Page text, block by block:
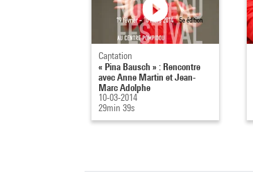
Captation
« Pina Bausch » : Rencontre
avec Anne Martin et Jean-
Marc Adolphe
10-03-2014
29min 39s